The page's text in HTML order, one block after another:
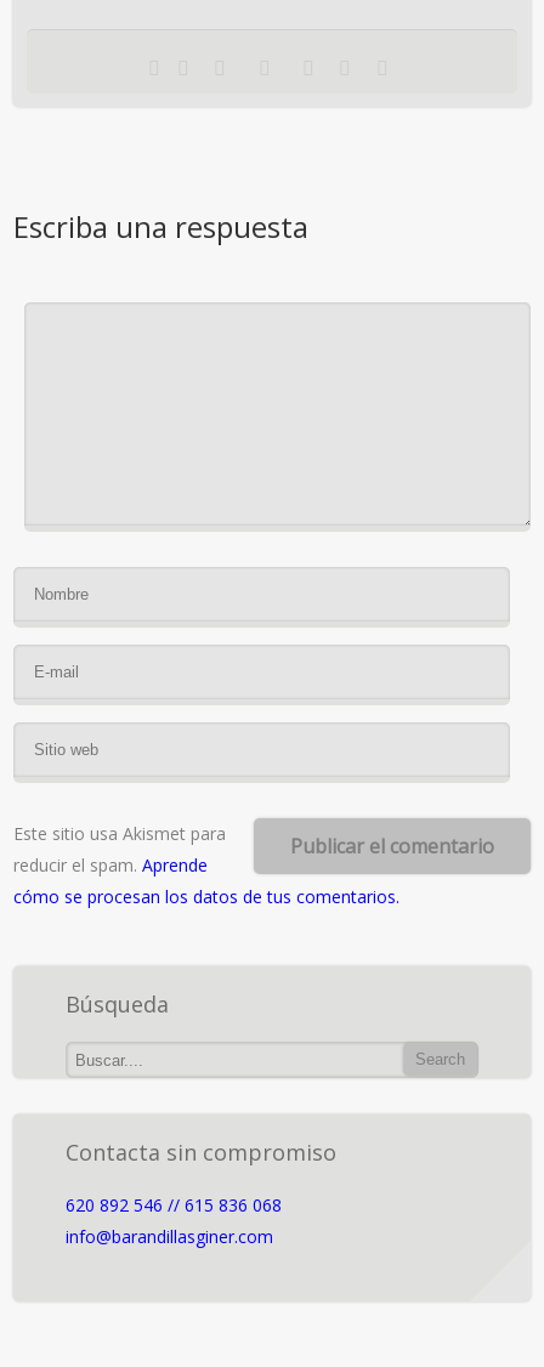
Escriba una respuesta
Este sitio usa Akismet para
reducir el spam.Aprende
cómo se procesan los datos de tus comentarios.
Búsqueda
Contacta sin compromiso
620 892 546 // 615 836 068
info@barandillasginer.com